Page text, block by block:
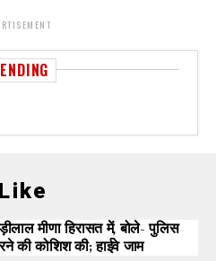
मीणा हिरासत में, बोले- पुलिस
की कोशिश की; हाईवे जाम